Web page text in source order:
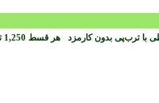
با ترب‌پی بدون کارمزد هر قسط 1,250